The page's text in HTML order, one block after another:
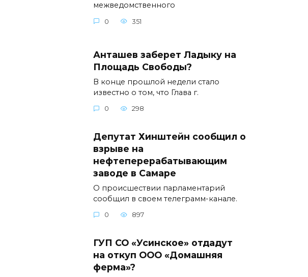
межведомственного
0 351
Анташев заберет Ладыку на
Площадь Свободы?
В конце прошлой недели стало
известно о том, что Глава г.
0 298
Депутат Хинштейн сообщил о
взрыве на
нефтеперерабатывающим
заводе в Самаре
О происшествии парламентарий
сообщил в своем телеграмм-канале.
0 897
ГУП СО «Усинское» отдадут
на откуп ООО «Домашняя
ферма»?